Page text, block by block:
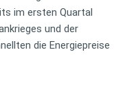
im ersten Quartal
und der
die Energiepreise